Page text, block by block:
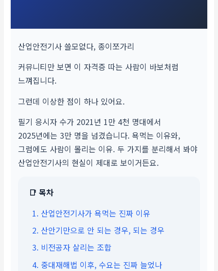
산업안전기사 쓸모없다, 종이쪼가리
커뮤니티만 보면 이 자격증 따는 사람이 바보처럼
느껴집니다.
그런데 이상한 점이 하나 있어요.
필기 응시자 수가 2021년 1만 4천 명대에서
2025년에는 3만 명을 넘겼습니다. 욕먹는 이유와,
그럼에도 사람이 몰리는 이유. 두 가지를 분리해서 봐야
산업안전기사의 현실이 제대로 보이거든요.
📑 목차
1. 산업안전기사가 욕먹는 진짜 이유
2. 산안기만으로 안 되는 경우, 되는 경우
3. 비전공자 살리는 조합
4. 중대재해법 이후, 수요는 진짜 늘었나